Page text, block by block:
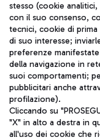
Fast Food
Treno
Raggiungi
tramite i servizi
stesso (cookie
con il suo consenso,
tecnici, cookie di
di suo interesse;
preferenze
della navigazione in
suoi comportamenti;
pubblicitari anche
profilazione).
Cliccando su
"X" in alto a destra in
all'uso dei cookie che